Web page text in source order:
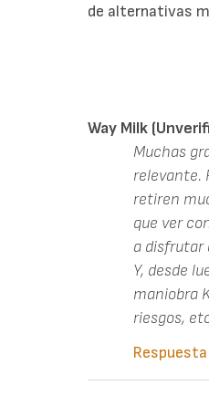
de alternativas
Way Milk
Muchas
relevante.
retiren
que ver
a disfrutar
Y, desde
maniobra
riesgos,
Respuesta